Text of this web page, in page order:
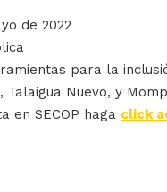
de 2022
para la
Talaigua Nuevo, y
en SECOP haga click